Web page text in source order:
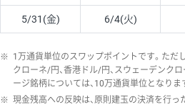
5/31(金) 6/4(火)
※ 1万通貨単位のスワップポイントです。ただ
クローネ/円、香港ドル/円、スウェーデンク
ージ銘柄については、10万通貨単位となりま
※ 現金残高への反映は、原則建玉の決済を行っ